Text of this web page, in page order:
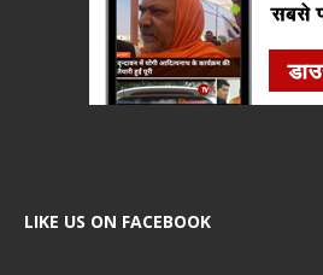
LIKE US ON FACEBOOK